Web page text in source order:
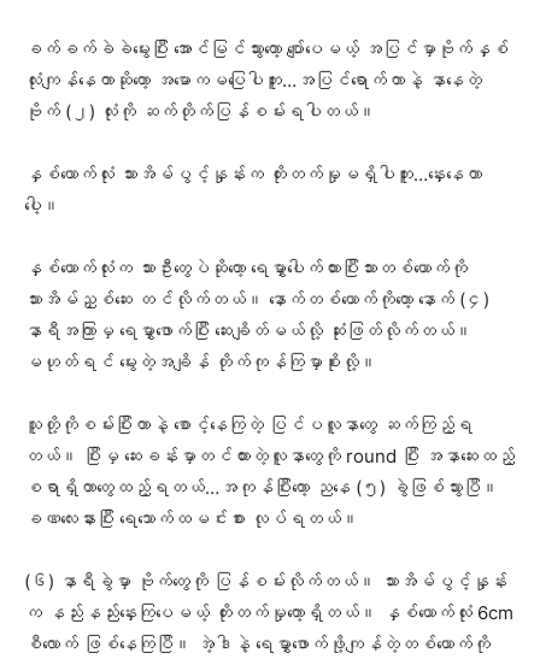
ခက်ခက်ခဲခဲမွေးပြီး အောင်မြင်သွားတော့ ပျော်ပေမယ့် အပြင်မှာဗိုက်နှစ်
လုံးကျန်နေတာဆိုတော့ အမောကမပြေပါဘူး…အပြင်ရောက်တာနဲ့ နာနေတဲ့
ဗိုက် (၂) လုံးကို ဆက်တိုက်ပြန်စမ်းရပါတယ်။
နှစ်ယောက်လုံး သားအိမ်ပွင့်နှုန်းက တိုးတက်မှုမရှိပါဘူး…နှေးနေတာ
ပေါ့။
နှစ်ယောက်လုံးက သားဦးတွေပဲဆိုတော့ ရေမွှာပေါက်ထားပြီးသားတစ်ယောက်ကို
သားအိမ်ညှစ်ဆေး တင်လိုက်တယ်။ နောက်တစ်ယောက်ကိုတော့ နောက်‌ (၄)
နာရီအကြာမှ ရေ‌မွှာဖောက်ပြီး ဆေးချိတ်မယ်လို့ ဆုံးဖြတ်လိုက်တယ်။
မဟုတ်ရင် မွေးတဲ့အချိန် တိုက်ကုန်ကြမှာစိုးလို့။
သူတို့ကိုစမ်းပြီးတာနဲ့ စောင့်နေကြတဲ့ ပြင်ပလူနာတွေ ဆက်ကြည့်ရ
တယ်။ ပြီးမှ ဆေးခန်းမှာတင်ထားတဲ့လူနာတွေကို round ပြီး အနာဆေးထည့်
စရာရှိတာတွေထည့်ရတယ်…အကုန်ပြီးတော့ ညနေ (၅) ခွဲဖြစ်သွားပြီ။
ခဏလေးနားပြီး ရေသောက်ထမင်းစား လုပ်ရတယ်။
(၆) နာရီခွဲမှာ ဗိုက်တွေကို ပြန်စမ်းလိုက်တယ်။ သားအိမ်ပွင့်နှုန်း
က နည်းနည်းနှေးကြပေမယ့် တိုးတက်မှုတော့ရှိတယ်။ နှစ်ယောက်လုံး 6cm
စီလောက် ဖြစ်နေကြပြီ။ အဲ့ဒါနဲ့ ရေမွှာဖောက်ဖို့ကျန်တဲ့တစ်ယောက်ကို